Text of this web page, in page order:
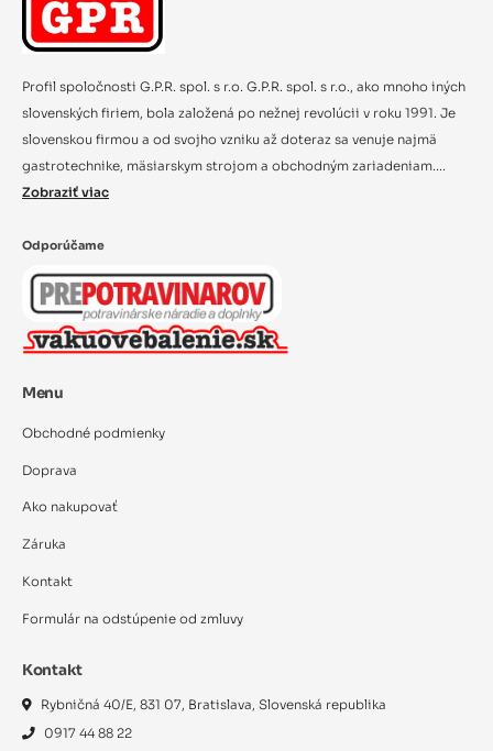
Profil spoločnosti G.P.R. spol. s r.o. G.P.R. spol. s r.o., ako mnoho iných
slovenských firiem, bola založená po nežnej revolúcii v roku 1991. Je
slovenskou firmou a od svojho vzniku až doteraz sa venuje najmä
gastrotechnike, mäsiarskym strojom a obchodným zariadeniam....
Zobraziť viac
Odporúčame
Menu
Obchodné podmienky
Doprava
Ako nakupovať
Záruka
Kontakt
Formulár na odstúpenie od zmluvy
Kontakt
Rybničná 40/E, 831 07, Bratislava, Slovenská republika
0917 44 88 22